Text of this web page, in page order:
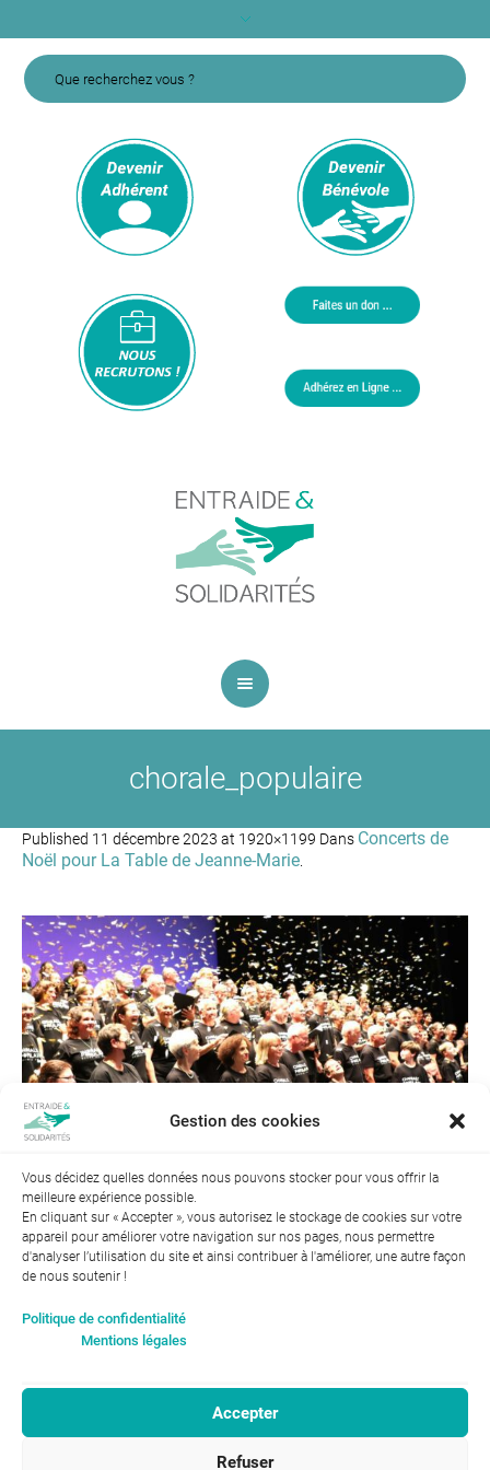
Gestion des cookies
Vous décidez quelles données nous pouvons stocker pour vous offrir la
meilleure expérience possible.
En cliquant sur « Accepter », vous autorisez le stockage de cookies sur votre
appareil pour améliorer votre navigation sur nos pages, nous permettre
d'analyser l’utilisation du site et ainsi contribuer à l'améliorer, une autre façon
de nous soutenir !
Politique de confidentialité
Mentions légales
Accepter
Refuser
chorale_populaire
Published 11 décembre 2023 at 1920×1199 Dans Concerts de
Noël pour La Table de Jeanne-Marie
femmes : 94
Entraide et Solidarités
46, avenue Gustave Eiffel
RGPD-Confidentialité|